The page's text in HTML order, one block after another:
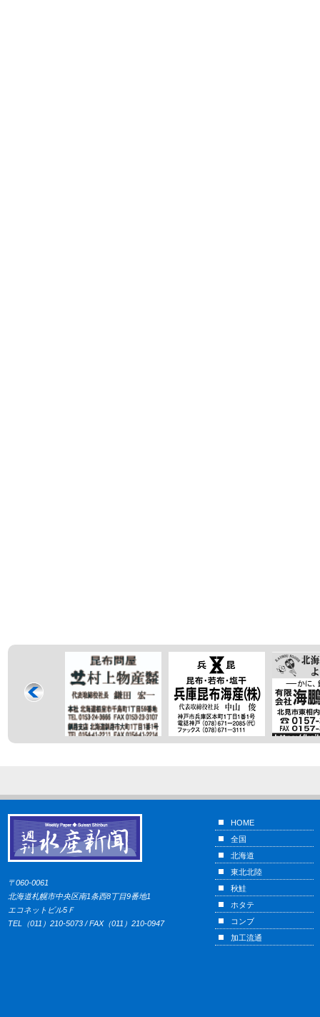
〒060-0061
北海道札幌市中央区南1条西8丁目9番地1
エコネットビル5Ｆ
TEL（011）210-5073 / FAX（011）210-0947
HOME
全国
北海道
東北北陸
秋鮭
ホタテ
コンブ
加工流通